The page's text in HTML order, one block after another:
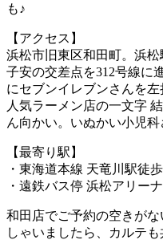
も♪
【アクセス】
浜松市旧東区和田町。浜松
子安の交差点を312号線に
にセブンイレブンさんを左
人気ラーメン店の一文字
ん向かい。いぬかい小児科
【最寄り駅】
・東海道本線 天竜川駅徒
・遠鉄バス停 浜松アリー
和田店でご予約の空きが
しゃいましたら、カルテ